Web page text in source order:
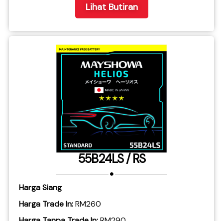
Lihat Butiran
55B24LS / RS
Harga Siang
Harga Trade In:RM260